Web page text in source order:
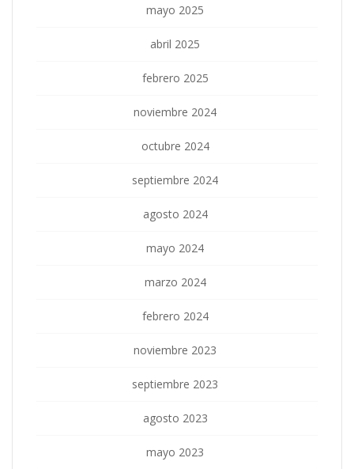
mayo 2025
abril 2025
febrero 2025
noviembre 2024
octubre 2024
septiembre 2024
agosto 2024
mayo 2024
marzo 2024
febrero 2024
noviembre 2023
septiembre 2023
agosto 2023
mayo 2023